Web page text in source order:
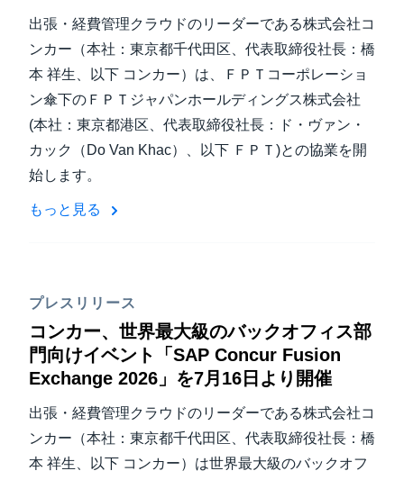
出張・経費管理クラウドのリーダーである株式会社コ
ンカー（本社：東京都千代田区、代表取締役社長：橋
本 祥生、以下 コンカー）は、ＦＰＴコーポレーショ
ン傘下のＦＰＴジャパンホールディングス株式会社
(本社：東京都港区、代表取締役社長：ド・ヴァン・
カック（Do Van Khac）、以下 ＦＰＴ)との協業を開
始します。
もっと見る
プレスリリース
コンカー、世界最大級のバックオフィス部
門向けイベント「SAP Concur Fusion
Exchange 2026」を7月16日より開催
出張・経費管理クラウドのリーダーである株式会社コ
ンカー（本社：東京都千代田区、代表取締役社長：橋
本 祥生、以下 コンカー）は世界最大級のバックオフ